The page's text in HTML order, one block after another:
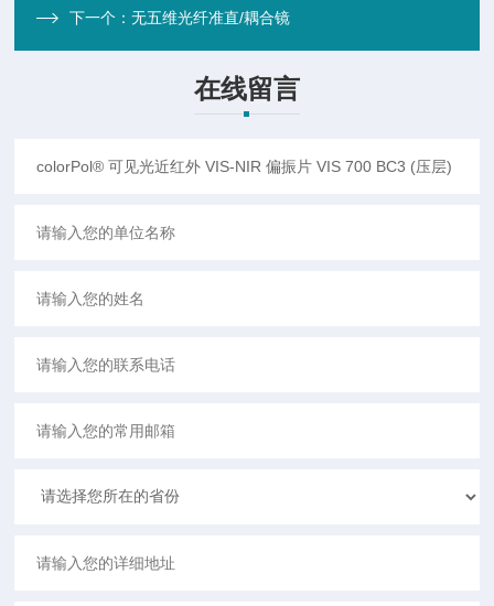
下一个：无五维光纤准直/耦合镜
在线留言